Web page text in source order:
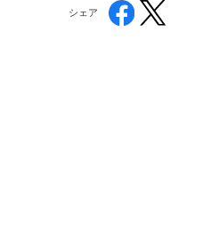
シェア